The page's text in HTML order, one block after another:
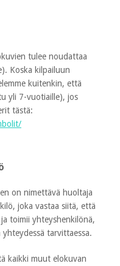
tulee noudattaa
Koska kilpailuun
kuitenkin, että
yli 7-vuotiaille), jos
tästä:
on nimettävä huoltaja
joka vastaa siitä, että
toimii yhteyshenkilönä,
tarvittaessa.
kaikki muut elokuvan